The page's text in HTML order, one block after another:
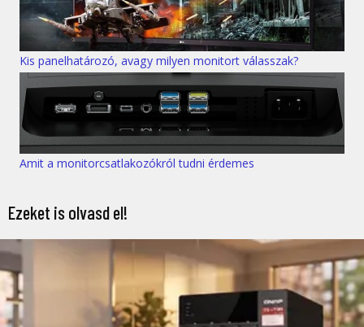
Kis panelhatározó, avagy milyen monitort válasszak?
Amit a monitorcsatlakozókról tudni érdemes
Ezeket is olvasd el!